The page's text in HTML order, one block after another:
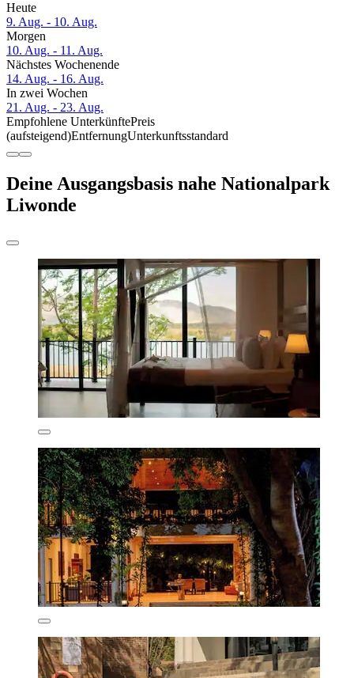
Heute
9. Aug. - 10. Aug.
Morgen
10. Aug. - 11. Aug.
Nächstes Wochenende
14. Aug. - 16. Aug.
In zwei Wochen
21. Aug. - 23. Aug.
Empfohlene UnterkünftePreis
(aufsteigend)EntfernungUnterkunftsstandard
Deine Ausgangsbasis nahe Nationalpark
Liwonde